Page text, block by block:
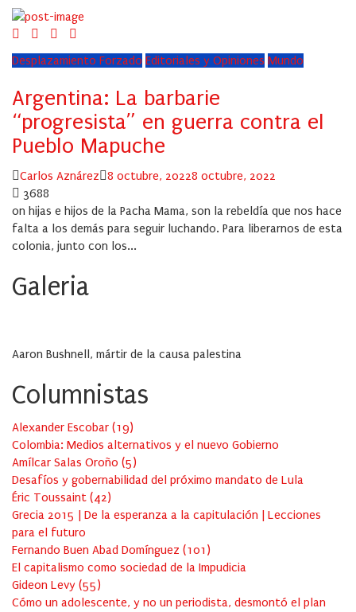
Desplazamiento Forzado Editoriales y Opiniones Mundo
Argentina: La barbarie
“progresista” en guerra contra el
Pueblo Mapuche
Author
Carlos Aznárez
Posted
8 octubre, 20228 octubre, 2022
3688
on hijas e hijos de la Pacha Mama, son la rebeldía que nos hace
falta a los demás para seguir luchando. Para liberarnos de esta
colonia, junto con los...
Galeria
Aaron Bushnell, mártir de la causa palestina
Columnistas
Alexander Escobar (19)
Colombia: Medios alternativos y el nuevo Gobierno
Amílcar Salas Oroño (5)
Desafíos y gobernabilidad del próximo mandato de Lula
Éric Toussaint (42)
Grecia 2015 | De la esperanza a la capitulación | Lecciones
para el futuro
Fernando Buen Abad Domínguez (101 )
El capitalismo como sociedad de la Impudicia
Gideon Levy (55)
Cómo un adolescente, y no un periodista, desmontó el plan